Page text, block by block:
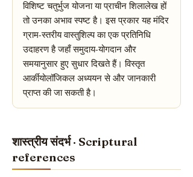
विशिष्ट चतुर्भुज योजना या प्राचीन शिलालेख हों
तो उनका अभाव स्पष्ट है। इस प्रकार यह मंदिर
ग्राम-स्तरीय वास्तुशिल्प का एक प्रतिनिधि
उदाहरण है जहाँ समुदाय-योगदान और
समयानुसार हुए सुधार दिखते हैं। विस्तृत
आर्कीयोलॉजिकल अध्ययन से और जानकारी
प्राप्त की जा सकती है।
शास्त्रीय संदर्भ · Scriptural
references